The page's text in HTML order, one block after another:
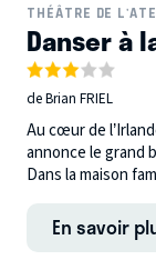
THÉÂTRE DE
Danser à
de Brian FRIEL
Au cœur de
annonce le grand
Dans la maison
En savoir